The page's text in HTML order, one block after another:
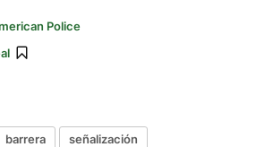
Police
barrera
señalización